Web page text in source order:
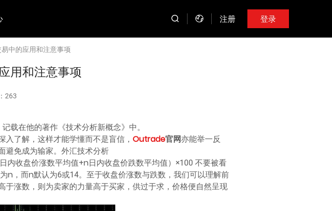
注册 登录
中的应用和注意事项
用和注意事项
263
载在他的著作《技术分析新概念》中。
了解，这样才能学懂而不是盲信， Outrade官网亦能举一反
避免成为输家。外汇技术分析
内收盘价涨数平均值+n日内收盘价跌数平均值）×100 不要被看
n，而n默认为6或14。至于收盘价涨数与跌数，我们可以理解前
涨数，则为卖家的力量高于买家，供过于求，价格便自然呈现